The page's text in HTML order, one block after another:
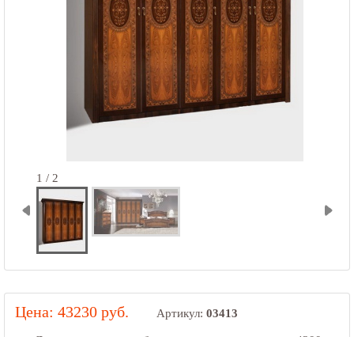
1 / 2
Цена: 43230 руб. Артикул: 03413